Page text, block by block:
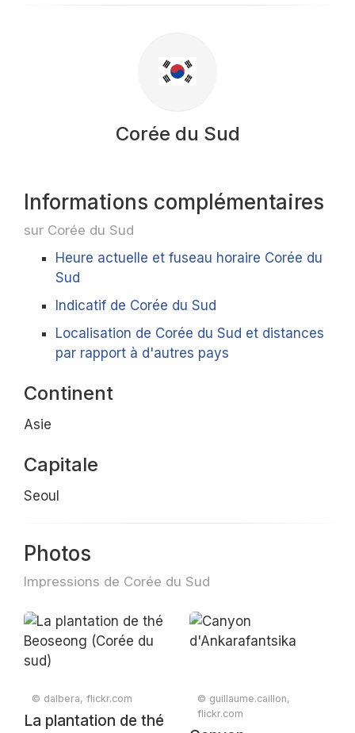
Corée du Sud
Informations complémentaires
sur Corée du Sud
Heure actuelle et fuseau horaire Corée du
Sud
Indicatif de Corée du Sud
Localisation de Corée du Sud et distances
par rapport à d'autres pays
Continent
Asie
Capitale
Seoul
Photos
Impressions de Corée du Sud
© dalbera, flickr.com
La plantation de thé
© guillaume.caillon,
flickr.com